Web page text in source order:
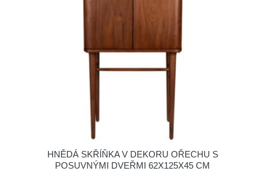
HNĚDÁ SKŘÍŇKA V DEKORU OŘECHU S
POSUVNÝMI DVEŘMI 62X125X45 CM